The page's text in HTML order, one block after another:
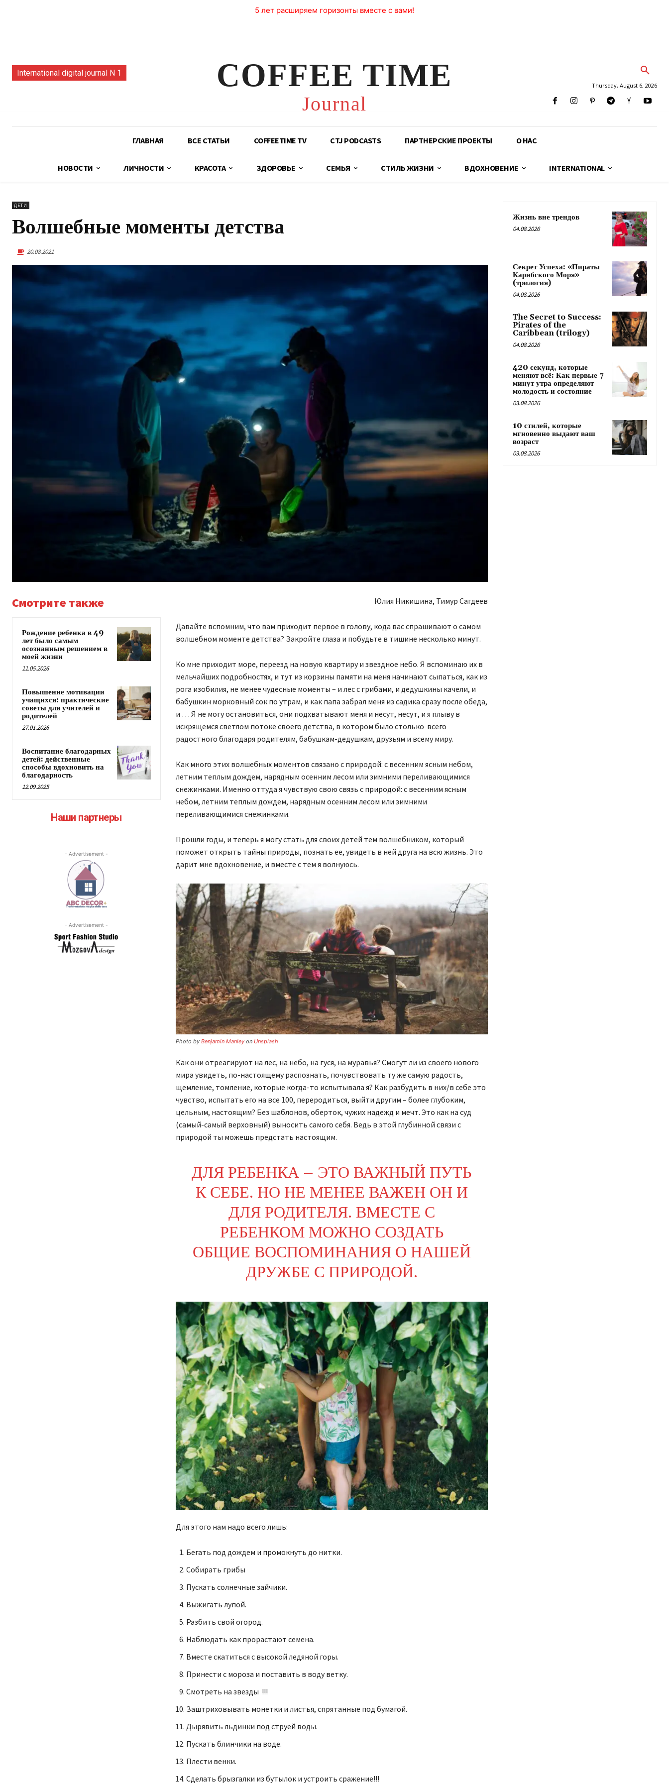
5 лет расширяем горизонты вместе с вами!
International digital journal N 1 COFFEE TIME
Journal
Thursday, August 6, 2026
ГЛАВНАЯ ВСЕ СТАТЬИ COFFEETIME TV CTJ PODCASTS ПАРТНЕРСКИЕ ПРОЕКТЫ О НАС
НОВОСТИ ЛИЧНОСТИ КРАСОТА ЗДОРОВЬЕ СЕМЬЯ СТИЛЬ ЖИЗНИ ВДОХНОВЕНИЕ INTERNATIONAL
ДЕТИ
Волшебные моменты детства
20.08.2021
Смотрите также
Рождение ребенка в 49
лет было самым
осознанным решением в
моей жизни
11.05.2026
Повышение мотивации
учащихся: практические
советы для учителей и
родителей
27.01.2026
Воспитание благодарных
детей: действенные
способы вдохновить на
благодарность
12.09.2025
Наши партнеры
- Advertisement -
- Advertisement -
Юлия Никишина, Тимур Сагдеев
Давайте вспомним, что вам приходит первое в голову, кода вас спрашивают о самом
волшебном моменте детства? Закройте глаза и побудьте в тишине несколько минут.
Ко мне приходит море, переезд на новую квартиру и звездное небо. Я вспоминаю их в
мельчайших подробностях, и тут из корзины памяти на меня начинают сыпаться, как из
рога изобилия, не менее чудесные моменты – и лес с грибами, и дедушкины качели, и
бабушкин морковный сок по утрам, и как папа забрал меня из садика сразу после обеда,
и … Я не могу остановиться, они подхватывают меня и несут, несут, и я плыву в
искрящемся светлом потоке своего детства, в котором было столько всего
радостного благодаря родителям, бабушкам-дедушкам, друзьям и всему миру.
Как много этих волшебных моментов связано с природой: с весенним ясным небом,
летним теплым дождем, нарядным осенним лесом или зимними переливающимися
снежинками. Именно оттуда я чувствую свою связь с природой: с весенним ясным
небом, летним теплым дождем, нарядным осенним лесом или зимними
переливающимися снежинками.
Прошли годы, и теперь я могу стать для своих детей тем волшебником, который
поможет открыть тайны природы, познать ее, увидеть в ней друга на всю жизнь. Это
дарит мне вдохновение, и вместе с тем я волнуюсь.
Photo by Benjamin Manleyon Unsplash
Как они отреагируют на лес, на небо, на гуся, на муравья? Смогут ли из своего нового
мира увидеть, по-настоящему распознать, почувствовать ту же самую радость,
щемление, томление, которые когда-то испытывала я? Как разбудить в них/в себе это
чувство, испытать его на все 100, переродиться, выйти другим – более глубоким,
цельным, настоящим? Без шаблонов, оберток, чужих надежд и мечт. Это как на суд
(самый-самый верховный) выносить самого себя. Ведь в этой глубинной связи с
природой ты можешь предстать настоящим.
ДЛЯ РЕБЕНКА – ЭТО ВАЖНЫЙ ПУТЬ
К СЕБЕ. НО НЕ МЕНЕЕ ВАЖЕН ОН И
ДЛЯ РОДИТЕЛЯ. ВМЕСТЕ С
РЕБЕНКОМ МОЖНО СОЗДАТЬ
ОБЩИЕ ВОСПОМИНАНИЯ О НАШЕЙ
ДРУЖБЕ С ПРИРОДОЙ.
Для этого нам надо всего лишь:
Бегать под дождем и промокнуть до нитки.
Собирать грибы
Пускать солнечные зайчики.
Выжигать лупой.
Разбить свой огород.
Наблюдать как прорастают семена.
Вместе скатиться с высокой ледяной горы.
Принести с мороза и поставить в воду ветку.
Смотреть на звезды !!!
Заштриховывать монетки и листья, спрятанные под бумагой.
Дырявить льдинки под струей воды.
Пускать блинчики на воде.
Плести венки.
Сделать брызгалки из бутылок и устроить сражение!!!
Жизнь вне трендов
04.08.2026
Секрет Успеха: «Пираты
Карибского Моря»
(трилогия)
04.08.2026
The Secret to Success:
Pirates of the
Caribbean (trilogy)
04.08.2026
420 секунд, которые
меняют всё: Как первые 7
минут утра определяют
молодость и состояние
03.08.2026
10 стилей, которые
мгновенно выдают ваш
возраст
03.08.2026